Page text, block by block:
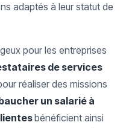
adaptés à leur statut de
pour les entreprises
de services
réaliser des missions
un salarié à
bénéficient ainsi